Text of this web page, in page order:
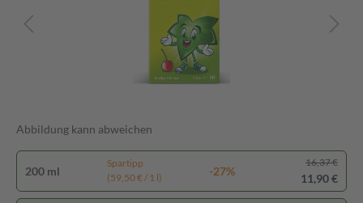
Abbildung kann abweichen
200 ml
Spartipp
(59,50 € / 1 l)
-27%
16,37 €
11,90 €